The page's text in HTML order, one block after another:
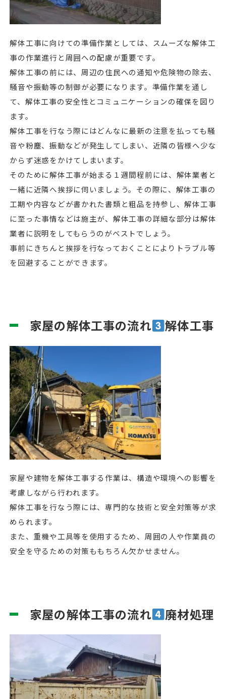
解体工事に向けての準備作業としては、スムーズな解体工
事の作業進行と周囲への配慮が重要です。
解体工事の前には、周辺の住民への通知や危険物の除去、
騒音や振動等の制御が必要になります。準備作業を通し
て、解体工事の安全性とコミュニケーションの確保を図り
ます。
解体工事を行なう際にはどんなに最新の注意を払っても騒
音や粉塵、振動などが発生してしまい、近隣の皆様へ少な
からず迷惑をかけてしまいます。
そのために解体工事が始まる１週間程前には、解体業者と
一緒に近隣へ挨拶に伺いましょう。その際に、解体工事の
工期や内容などが書かれた書類と粗品を持参し、解体工事
に至った事情などは施主が、解体工事の詳細な部分は解体
業者に説明をしてもらうのがベストでしょう。
事前にきちんと挨拶を行なっておくことによりトラブル等
を回避することができます。
家屋の解体工事の流れ 解体工事
家屋や建物を解体工事する作業は、構造や環境への影響を
考慮しながら行われます。
解体工事を行なう際には、専門的な技術と安全対策等が求
められます。
また、重機や工具等を使用するため、周囲の人や作業員の
安全を守るための対策ももちろん欠かせません。
家屋の解体工事の流れ 廃材処理